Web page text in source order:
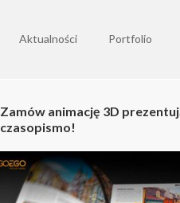
Aktualności Portfolio
Zamów animację 3D
czasopismo!